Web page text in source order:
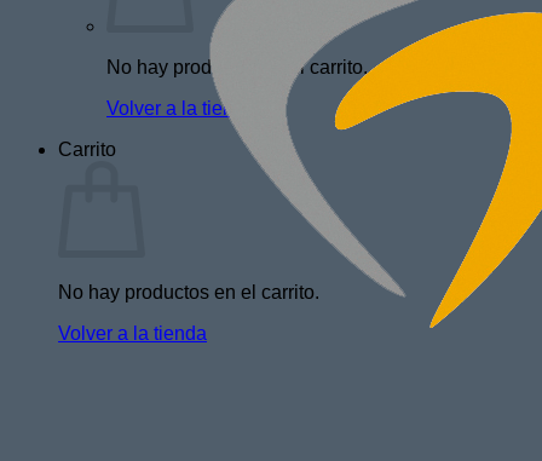
No hay productos en el carrito.
Volver a la tienda
Carrito
No hay productos en el carrito.
Volver a la tienda